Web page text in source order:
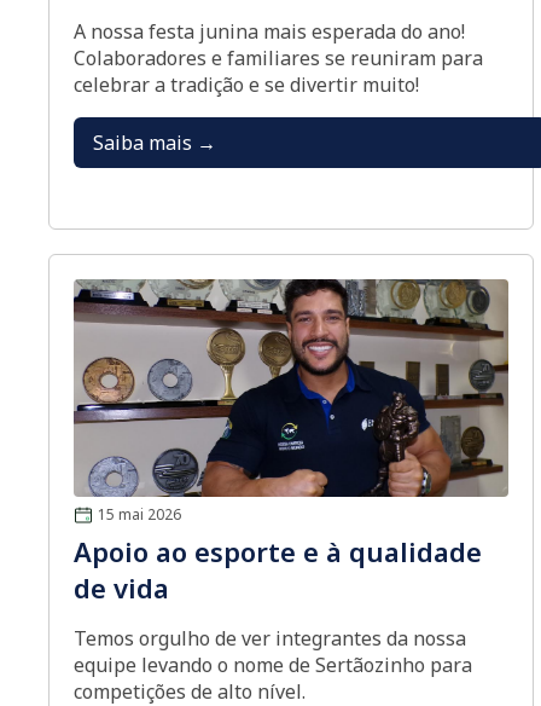
A nossa festa junina mais esperada do ano!
Colaboradores e familiares se reuniram para
celebrar a tradição e se divertir muito!
Saiba mais →
15 mai 2026
Apoio ao esporte e à qualidade
de vida
Temos orgulho de ver integrantes da nossa
equipe levando o nome de Sertãozinho para
competições de alto nível.